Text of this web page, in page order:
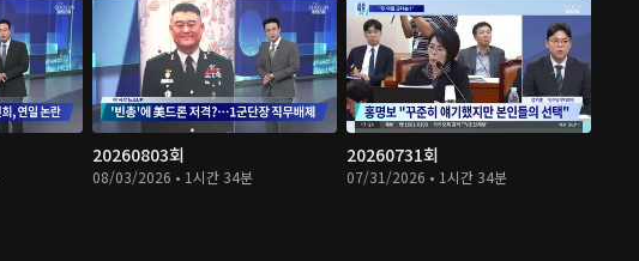
20260803회
08/03/2026 • 1시간 34분
20260731회
07/31/2026 • 1시간 34분